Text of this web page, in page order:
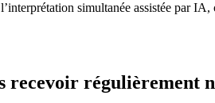
simultanée assistée par IA,
recevoir régulièrement